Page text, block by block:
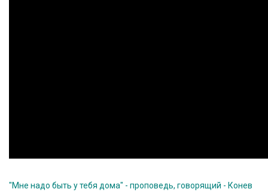
"Мне надо быть у тебя дома" - проповедь, говорящий - Конев